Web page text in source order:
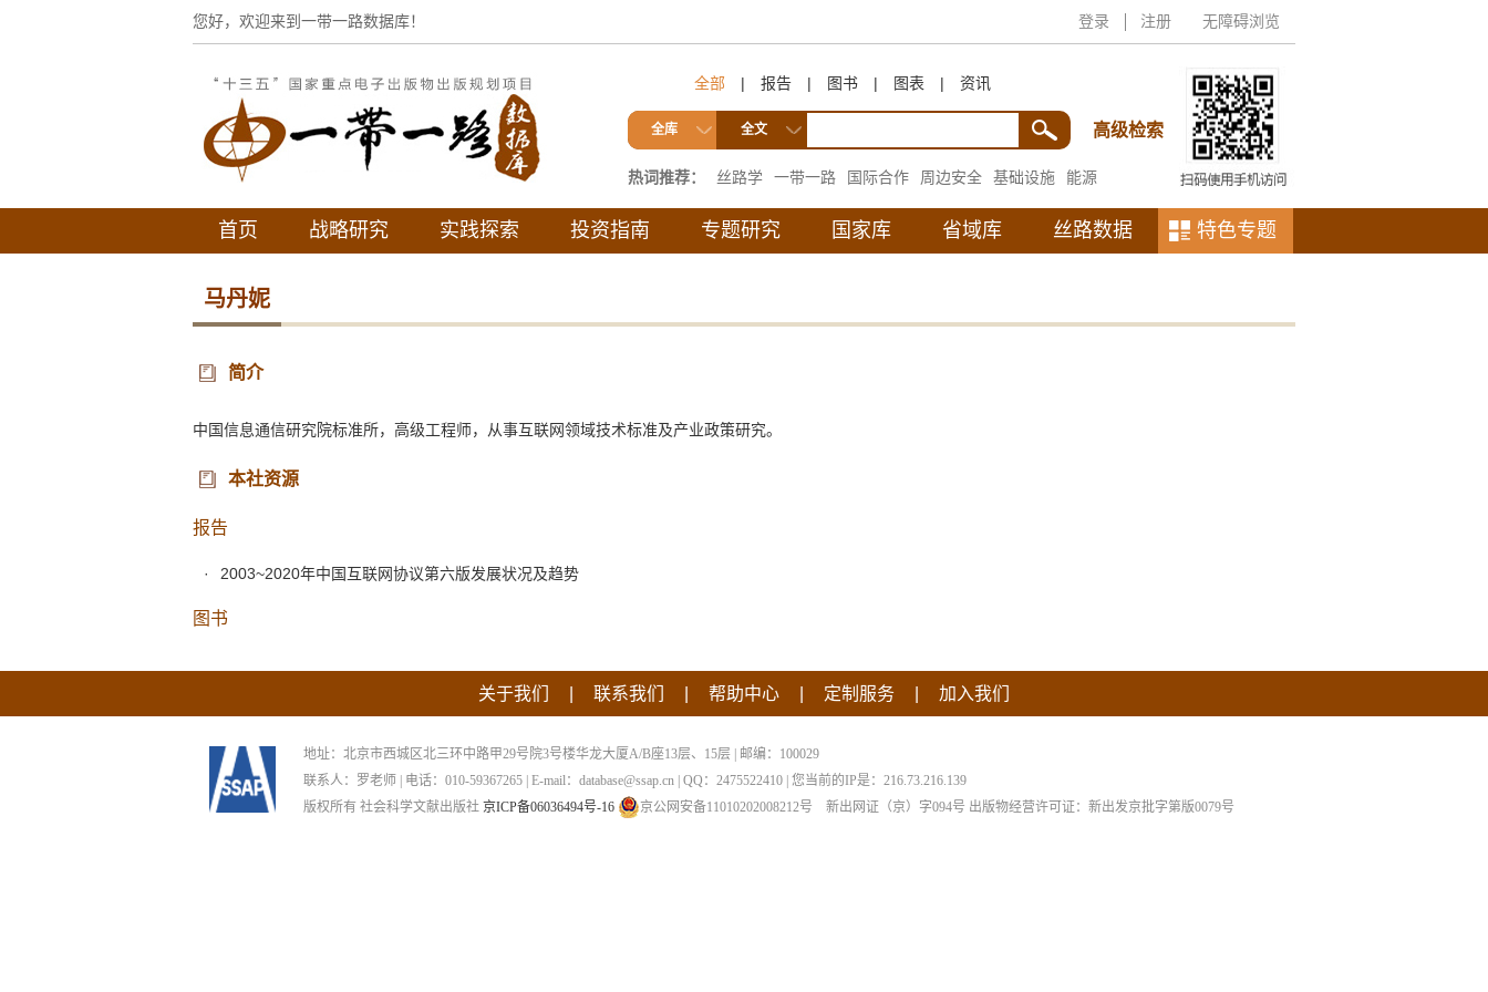
登录 注册 无障碍浏览
您好，欢迎来到一带一路数据库！
全部 | 报告 | 图书 | 图表 | 资讯
全库 全文 高级检索
热词推荐： 丝路学 一带一路 国际合作 周边安全 基础设施
能源
互联互通
首页 战略研究 实践探索 投资指南 专题研究 国家库 省域库 丝路数据 特色专题
马丹妮
简介
中国信息通信研究院标准所，高级工程师，从事互联网领域技术标准及产业政策研究。
本社资源
报告
2003~2020年中国互联网协议第六版发展状况及趋势
图书
关于我们 联系我们 帮助中心 定制服务 加入我们
地址：北京市西城区北三环中路甲29号院3号楼华龙大厦A/B座13层、15层 | 邮编：100029
联系人：罗老师 | 电话：010-59367265 | E-mail：database@ssap.cn | QQ：2475522410 | 您当前的IP是： 216.73.216.139
版权所有 社会科学文献出版社 京ICP备06036494号-16 京公网安备11010202008212号 新出网证（京）字094号 出版物经营许可证：新出发京批字第版0079号